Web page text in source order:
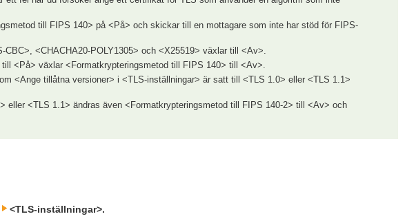
till FIPS 140> på <På> och skickar till en mottagare som inte har stöd för FIPS-
<CHACHA20-POLY1305> och <X25519> växlar till <Av>.
<På> växlar <Formatkrypteringsmetod till FIPS 140> till <Av>.
<Ange tillåtna versioner> i <TLS-inställningar> är satt till <TLS 1.0> eller <TLS 1.1>
<TLS 1.1> ändras även <Formatkrypteringsmetod till FIPS 140-2> till <Av> och
<TLS-inställningar>.